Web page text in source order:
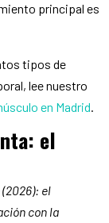
principal es
tipos de
lee nuestro
en Madrid.
el
el
con la